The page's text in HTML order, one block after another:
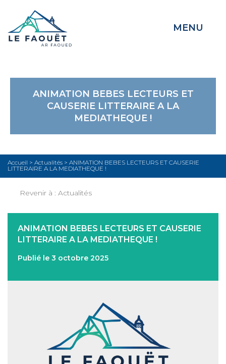
MENU
ANIMATION BEBES LECTEURS ET
CAUSERIE LITTERAIRE A LA
MEDIATHEQUE !
Accueil > Actualités > ANIMATION BEBES LECTEURS ET CAUSERIE
LITTERAIRE A LA MEDIATHEQUE !
Revenir à : Actualités
ANIMATION BEBES LECTEURS ET CAUSERIE
LITTERAIRE A LA MEDIATHEQUE !
Publié le 3 octobre 2025